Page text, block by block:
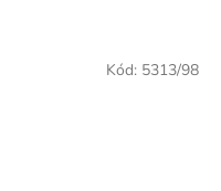
Kód: 5313/98